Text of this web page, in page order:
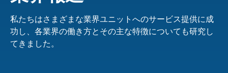
私たちはさまざまな業界ユニットへのサービス提供に成
功し、各業界の働き方とその主な特徴についても研究し
てきました。